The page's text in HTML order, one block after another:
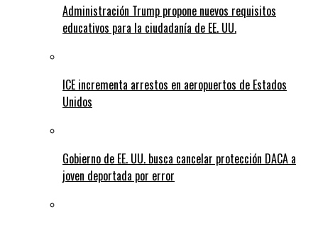
Administración Trump propone nuevos requisitos
educativos para la ciudadanía de EE. UU.
ICE incrementa arrestos en aeropuertos de Estados
Unidos
Gobierno de EE. UU. busca cancelar protección DACA a
joven deportada por error